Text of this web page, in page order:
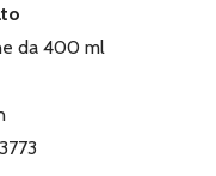
da 400 ml